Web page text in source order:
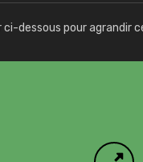
dessous pour agrandir